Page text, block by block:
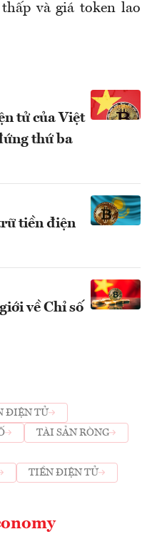
và giá token lao
tử của Việt
thứ ba
tiền điện
về Chỉ số
ĐIỆN TỬ
TÀI SẢN RÒNG
TIỀN ĐIỆN TỬ